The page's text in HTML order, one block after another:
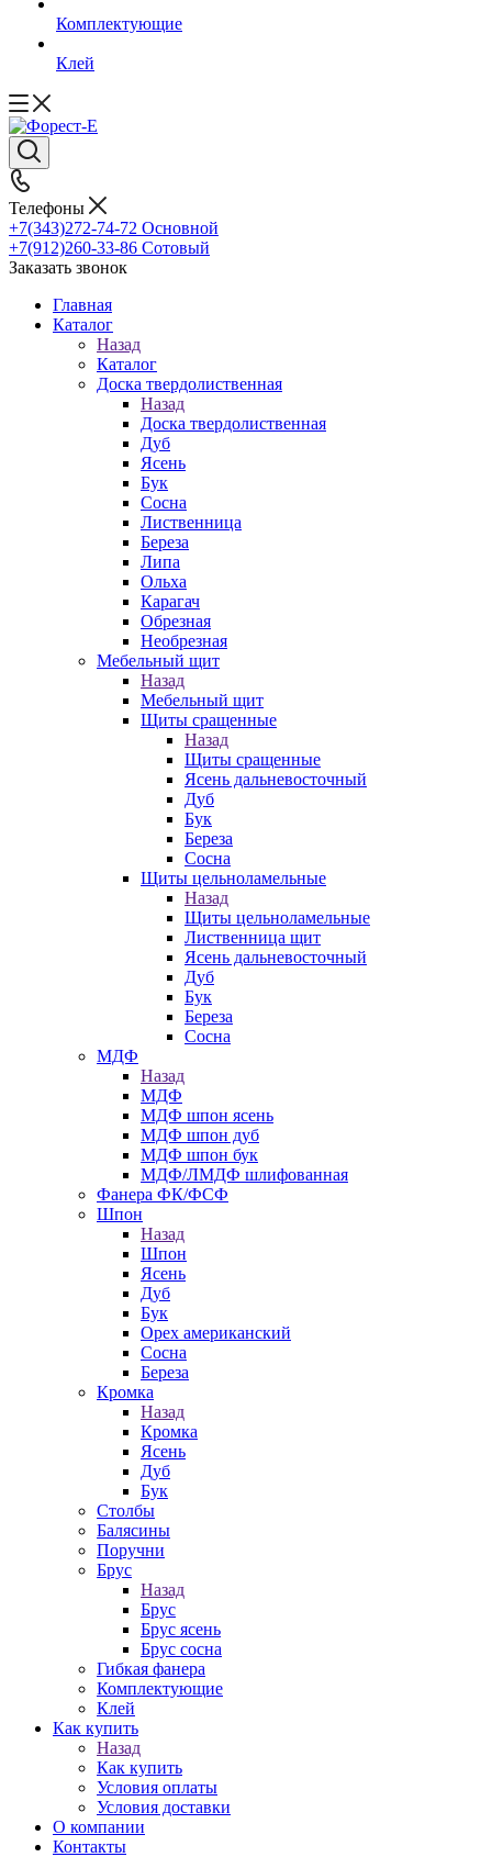
Комплектующие
Клей
Телефоны
+7(343)272-74-72 Основной
+7(912)260-33-86 Сотовый
Заказать звонок
Главная
Каталог
Назад
Каталог
Доска твердолиственная
Назад
Доска твердолиственная
Дуб
Ясень
Бук
Сосна
Лиственница
Береза
Липа
Ольха
Карагач
Обрезная
Необрезная
Мебельный щит
Назад
Мебельный щит
Щиты сращенные
Назад
Щиты сращенные
Ясень дальневосточный
Дуб
Бук
Береза
Сосна
Щиты цельноламельные
Назад
Щиты цельноламельные
Лиственница щит
Ясень дальневосточный
Дуб
Бук
Береза
Сосна
МДФ
Назад
МДФ
МДФ шпон ясень
МДФ шпон дуб
МДФ шпон бук
МДФ/ЛМДФ шлифованная
Фанера ФК/ФСФ
Шпон
Назад
Шпон
Ясень
Дуб
Бук
Орех американский
Сосна
Береза
Кромка
Назад
Кромка
Ясень
Дуб
Бук
Столбы
Балясины
Поручни
Брус
Назад
Брус
Брус ясень
Брус сосна
Гибкая фанера
Комплектующие
Клей
Как купить
Назад
Как купить
Условия оплаты
Условия доставки
О компании
Контакты